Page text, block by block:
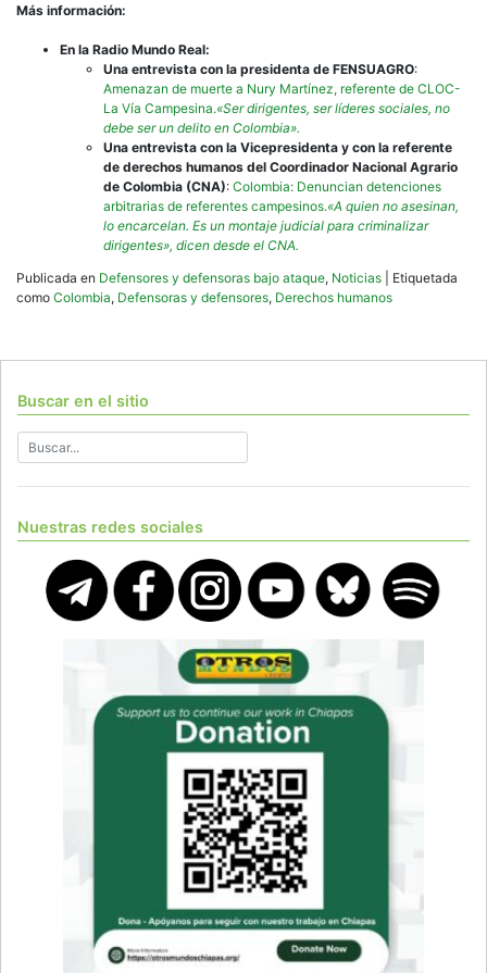
Más información:
En la Radio Mundo Real:
Una entrevista con la presidenta de FENSUAGRO:
Amenazan de muerte a Nury Martínez, referente de CLOC-
La Vía Campesina.«Ser dirigentes, ser líderes sociales, no
debe ser un delito en Colombia».
Una entrevista con la Vicepresidenta y con la referente
de derechos humanos del Coordinador Nacional Agrario
de Colombia (CNA): Colombia: Denuncian detenciones
arbitrarias de referentes campesinos.«A quien no asesinan,
lo encarcelan. Es un montaje judicial para criminalizar
dirigentes», dicen desde el CNA.
Publicada en Defensores y defensoras bajo ataque, Noticias
Etiquetada
como Colombia, Defensoras y defensores, Derechos humanos
Buscar en el sitio
Nuestras redes sociales